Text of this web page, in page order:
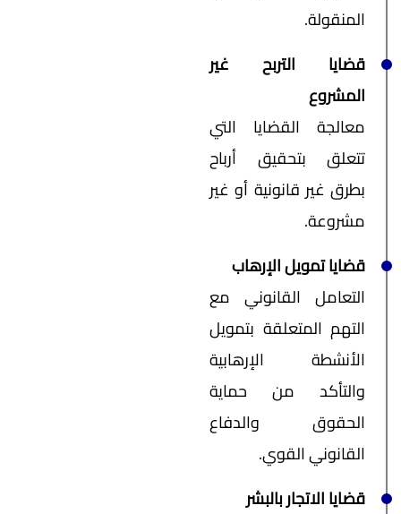
المنقولة.
قضايا التربح غير
المشروع
معالجة القضايا التي
تتعلق بتحقيق أرباح
بطرق غير قانونية أو غير
مشروعة.
قضايا تمويل الإرهاب
التعامل القانوني مع
التهم المتعلقة بتمويل
الأنشطة الإرهابية
والتأكد من حماية
الحقوق والدفاع
القانوني القوي.
قضايا الاتجار بالبشر